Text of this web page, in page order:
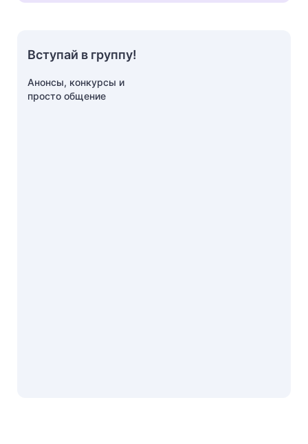
Вступай в группу!
Анонсы, конкурсы и
просто общение